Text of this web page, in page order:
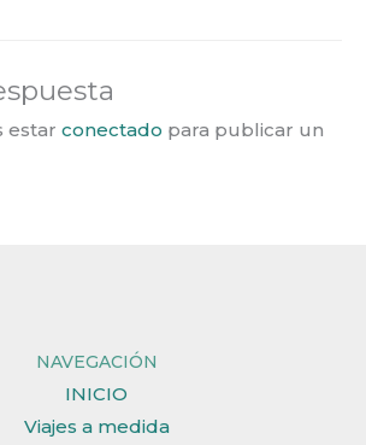
estar conectado para publicar un
NAVEGACIÓN
INICIO
Viajes a medida